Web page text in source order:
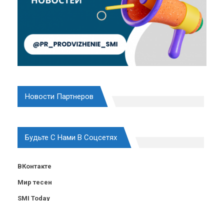
Новости Партнеров
Будьте С Нами В Соцсетях
ВКонтакте
Мир тесен
SMI Today